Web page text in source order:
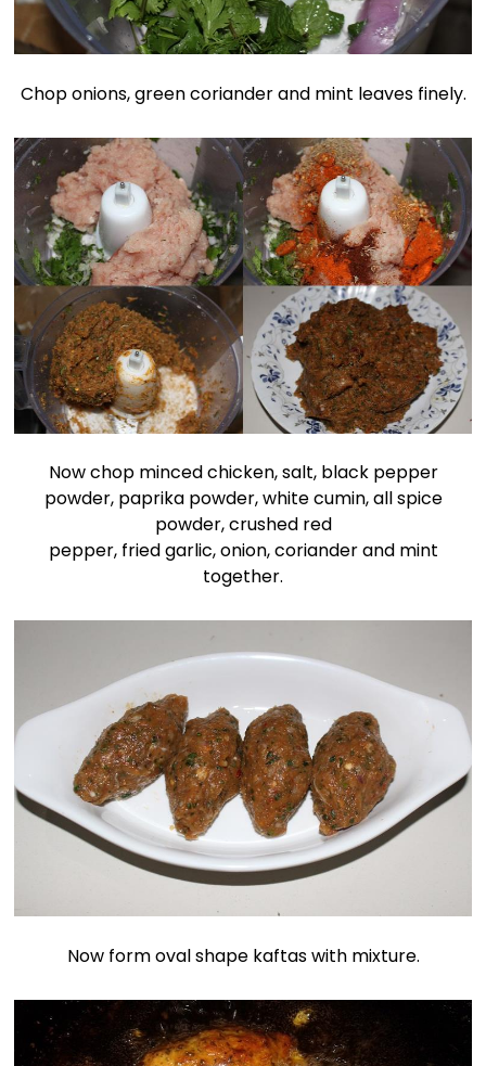
Chop onions, green coriander and mint leaves finely.
Now chop minced chicken, salt, black pepper
powder, paprika powder, white cumin, all spice
powder, crushed red
pepper, fried garlic, onion, coriander and mint
together.
Now form oval shape kaftas with mixture.